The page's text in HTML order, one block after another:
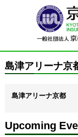
島津アリーナ京
島津アリーナ京都
Upcoming